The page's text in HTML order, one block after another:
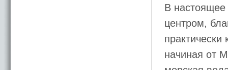
В настоящее
центром,
начиная от